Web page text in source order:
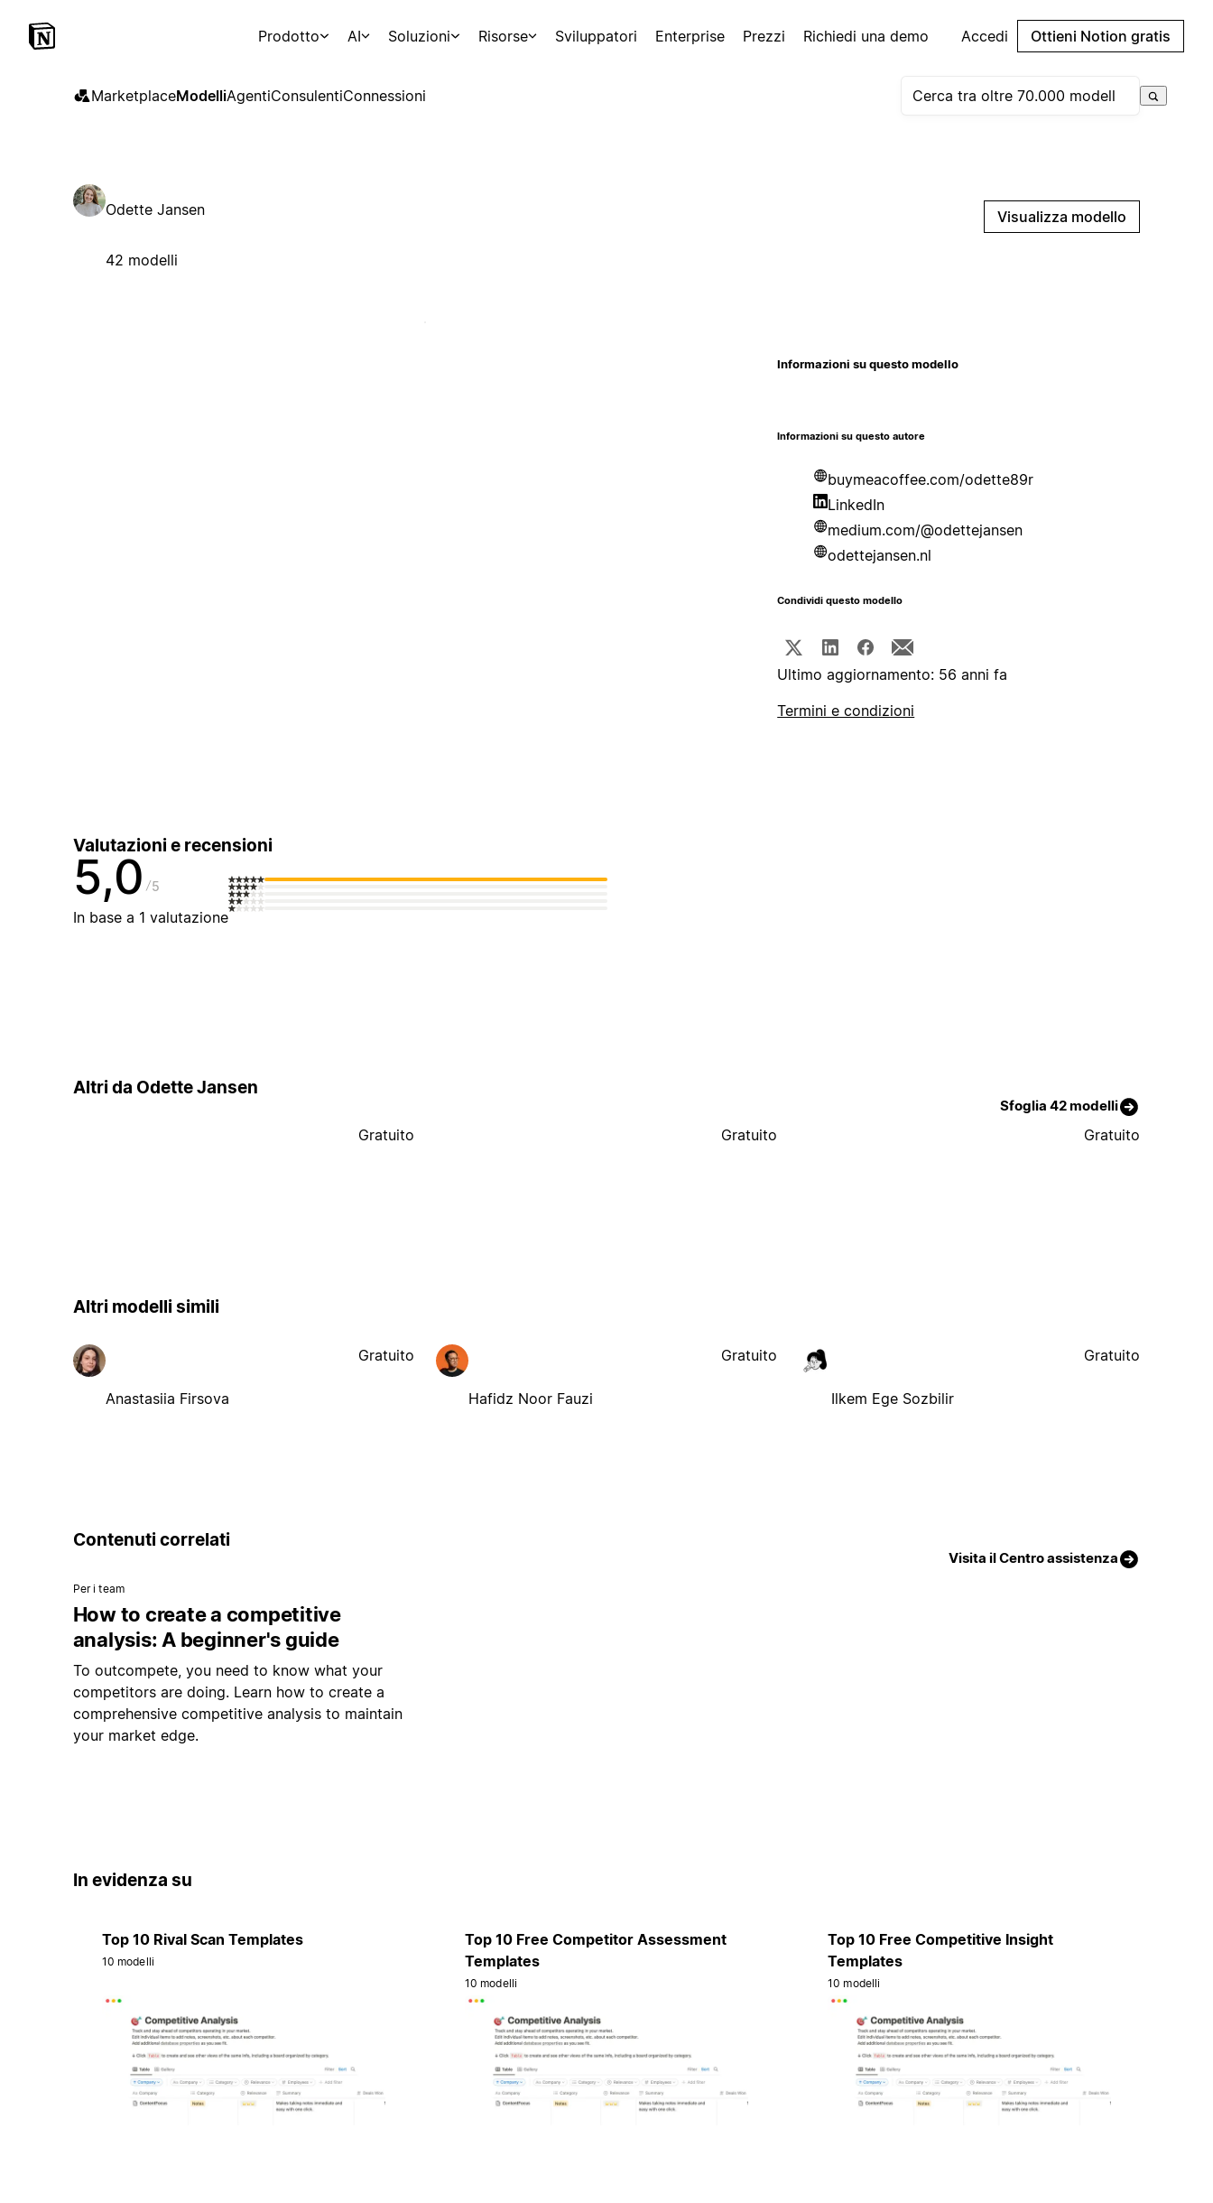
Prodotto AI Soluzioni Risorse Sviluppatori Enterprise Prezzi Richiedi una demo Accedi Ottieni Notion gratis
MarketplaceModelliAgentiConsulentiConnessioni
Odette Jansen
42 modelli
Visualizza modello
Informazioni su questo modello
Informazioni su questo autore
buymeacoffee.com/odette89r
LinkedIn
medium.com/@odettejansen
odettejansen.nl
Condividi questo modello
Ultimo aggiornamento: 56 anni fa
Termini e condizioni
Valutazioni e recensioni
5,0 5
In base a 1 valutazione
Altri da Odette Jansen
Sfoglia 42 modelli
Gratuito Gratuito Gratuito
Altri modelli simili
Anastasiia Firsova
Gratuito
Hafidz Noor Fauzi
Gratuito
Ilkem Ege Sozbilir
Gratuito
Contenuti correlati
Visita il Centro assistenza
Per i team
How to create a competitive
analysis: A beginner's guide
To outcompete, you need to know what your
competitors are doing. Learn how to create a
comprehensive competitive analysis to maintain
your market edge.
In evidenza su
Top 10 Rival Scan Templates
10 modelli
Top 10 Free Competitor Assessment
Templates
10 modelli
Top 10 Free Competitive Insight
Templates
10 modelli